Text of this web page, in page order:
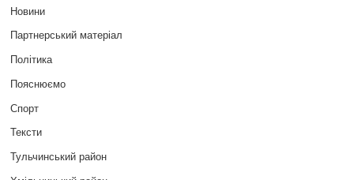
Новини
Партнерський матеріал
Політика
Пояснюємо
Спорт
Тексти
Тульчинський район